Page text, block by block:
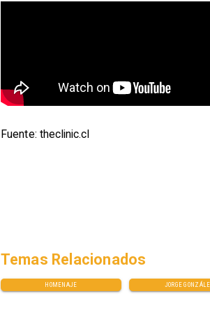
Fuente: theclinic.cl
HOMENAJE JORGE
Temas Relacionados